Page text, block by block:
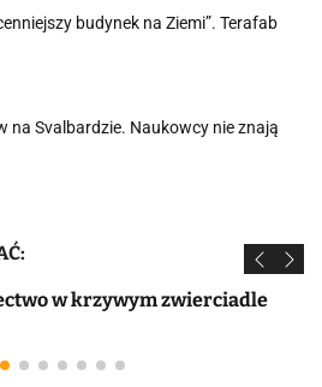
budynek na Ziemi”. Terafab
na Svalbardzie. Naukowcy nie znają
w krzywym zwierciadle